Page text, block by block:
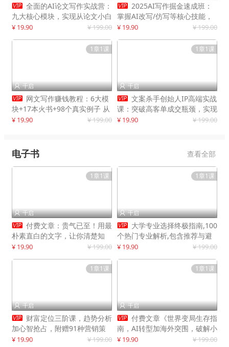
 全面的AI论文写作实战营：
九大核心模块，实现从论文小白
到高效产出的跨越
¥ 19.90 ¥ 199.00
 2025AI写作掘金速成班：
掌握AI改写/仿写等核心技能，
实现单篇文案变现500+
¥ 19.90 ¥ 199.00
1章1课
 千启
 网文写作赚钱教程：6大模
块+17本火书+98个真实例子 从
入门到精通实战方法
¥ 19.90 ¥ 199.00
1章1课
 千启
 文案杀手创始人IP高端实战
课：突破高客单成交瓶颈，实现
IP商业价值最大化
¥ 19.90 ¥ 199.00
电子书 查看全部
1章1课
 千启
 付费文章：贵气已至！用最
朴素直白的文字，让你清楚知
道，该如何接住这一次时代的泼
¥ 19.90 ¥ 199.00
1章1课
 千启
 大学专业选择终极指南,100
个热门专业解析,包含推荐与避
雷实用建议
¥ 19.90 ¥ 199.00
1章1课
 千启
 财富定位三阶课，趋势分析
加心智抢占，附赠91种营销策
略模型
¥ 19.90 ¥ 199.00
1章1课
 千启
 付费文章《世界变局生存指
南，AI转型加海外突围，破解小
城市生存陷阱》
¥ 19.90 ¥ 199.00